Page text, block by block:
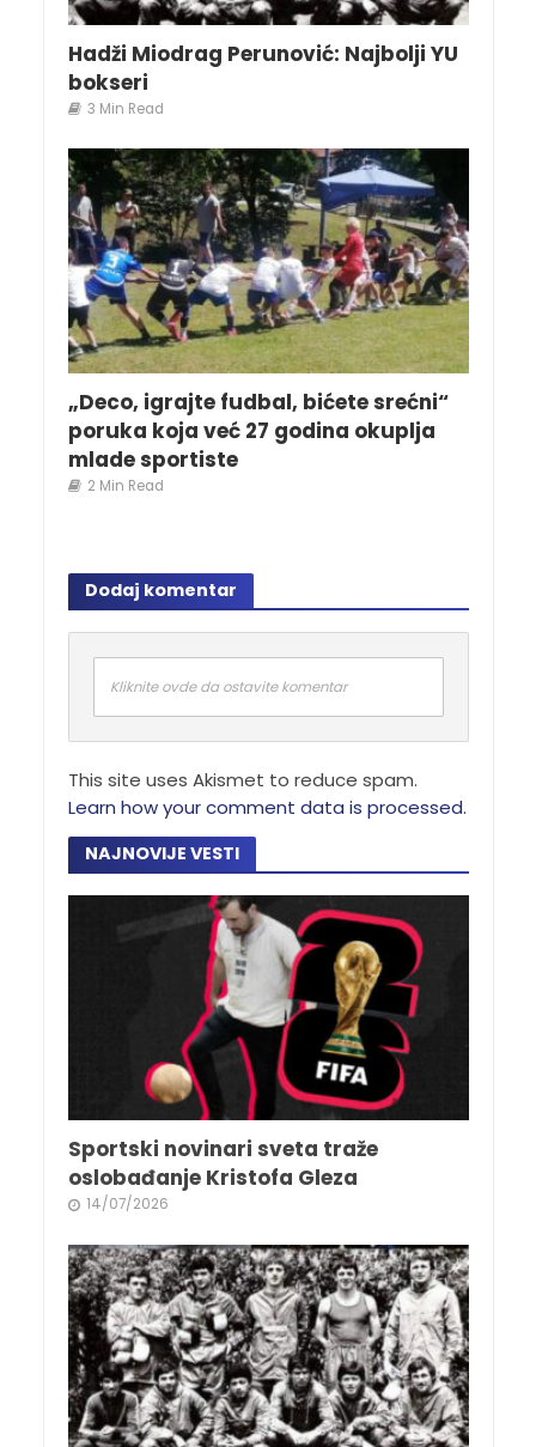
Hadži Miodrag Perunović: Najbolji YU
bokseri
3 Min Read
„Deco, igrajte fudbal, bićete srećni“
poruka koja već 27 godina okuplja
mlade sportiste
2 Min Read
Dodaj komentar
Kliknite ovde da ostavite komentar
This site uses Akismet to reduce spam.
Learn how your comment data is processed.
NAJNOVIJE VESTI
Sportski novinari sveta traže
oslobađanje Kristofa Gleza
14/07/2026